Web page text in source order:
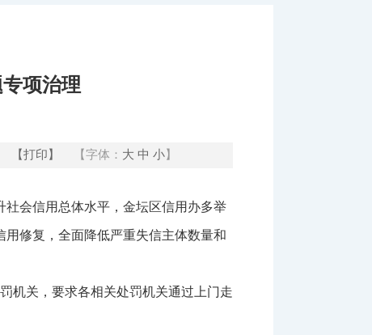
项治理
【打印】 【字体： 大 中 小】
会信用总体水平，金坛区信用办多举
修复，全面降低严重失信主体数量和
机关，要求各相关处罚机关通过上门走